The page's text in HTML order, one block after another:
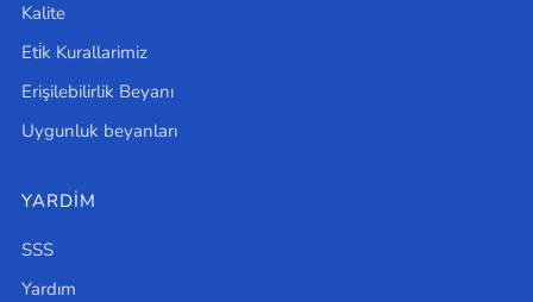
Kalite
Eti̇k Kurallarimiz
Erişilebilirlik Beyanı
Uygunluk beyanları
YARDIM
SSS
Yardım